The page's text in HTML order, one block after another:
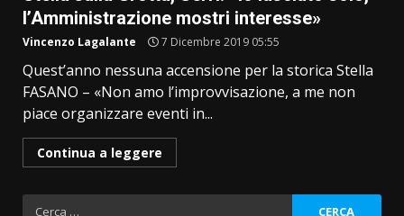
l’Amministrazione mostri interesse»
Vincenzo Lagalante 7 Dicembre 2019 05:55
Quest’anno nessuna accensione per la storica Stella
FASANO – «Non amo l’improvvisazione, a me non
piace organizzare eventi in...
Continua a leggere
Ricerca